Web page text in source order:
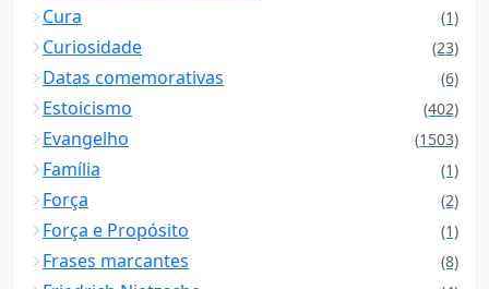
Cura (1)
Curiosidade (23)
Datas comemorativas (6)
Estoicismo (402)
Evangelho (1503)
Família (1)
Força (2)
Força e Propósito (1)
Frases marcantes (8)